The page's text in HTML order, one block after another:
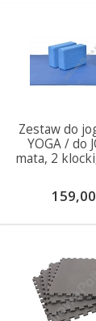
Zestaw do
YOGA / do
mata, 2